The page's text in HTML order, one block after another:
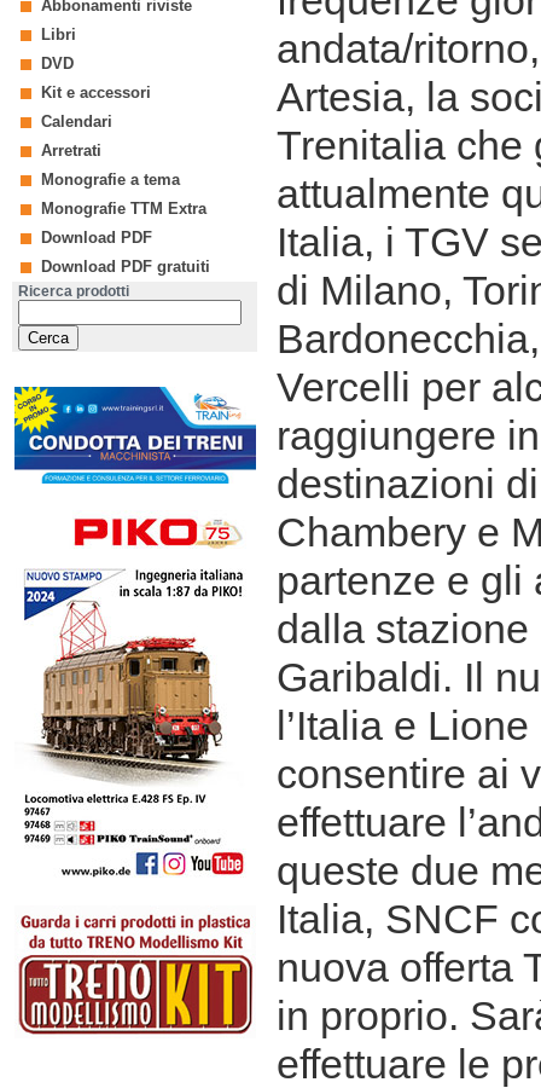
Abbonamenti riviste
Libri
DVD
Kit e accessori
Calendari
Arretrati
Monografie a tema
Monografie TTM Extra
Download PDF
Download PDF gratuiti
Ricerca prodotti
andata/
Artesia, la
Trenitalia che
attualmente
Italia, i TGV
di Milano,
Vercelli per
raggiungere
destinazioni
Chambery e
partenze e gli
dalla
Garibaldi. Il
l’Italia e
consentire ai
effettuare
queste due
Italia, SNCF
nuova offerta
in proprio.
effettuare le